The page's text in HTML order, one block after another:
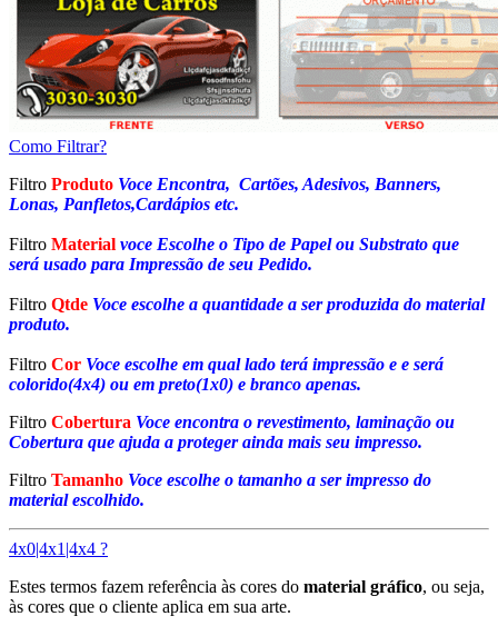
Como Filtrar?
Filtro Produto Voce Encontra, Cartões, Adesivos, Banners,
Lonas, Panfletos,Cardápios etc.
Filtro Material voce Escolhe o Tipo de Papel ou Substrato que
será usado para Impressão de seu Pedido.
Filtro Qtde Voce escolhe a quantidade a ser produzida do material
produto.
Filtro Cor Voce escolhe em qual lado terá impressão e e será
colorido(4x4) ou em preto(1x0) e branco apenas.
Filtro Cobertura Voce encontra o revestimento, laminação ou
Cobertura que ajuda a proteger ainda mais seu impresso.
Filtro Tamanho Voce escolhe o tamanho a ser impresso do
material escolhido.
4x0|4x1|4x4 ?
Estes termos fazem referência às cores do material gráfico, ou seja,
às cores que o cliente aplica em sua arte.